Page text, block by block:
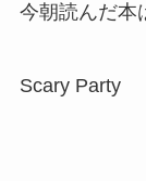
今朝読んだ本
Scary Party